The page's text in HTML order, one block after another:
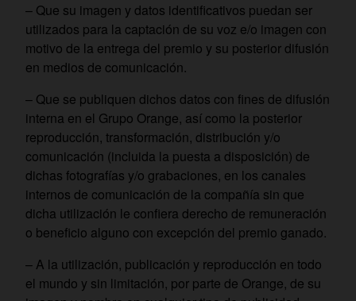
– Que su imagen y datos identificativos puedan ser
utilizados para la captación de su voz e/o imagen con
motivo de la entrega del premio y su posterior difusión
en medios de comunicación.
– Que se publiquen dichos datos con fines de difusión
interna en el Grupo Orange, así como la posterior
reproducción, transformación, distribución y/o
comunicación (incluida la puesta a disposición) de
dichas fotografías y/o grabaciones, en los canales
internos de comunicación de la compañía sin que
dicha utilización le confiera derecho de remuneración
o beneficio alguno con excepción del premio ganado.
– A la utilización, publicación y reproducción en todo
el mundo y sin limitación, por parte de Orange, de su